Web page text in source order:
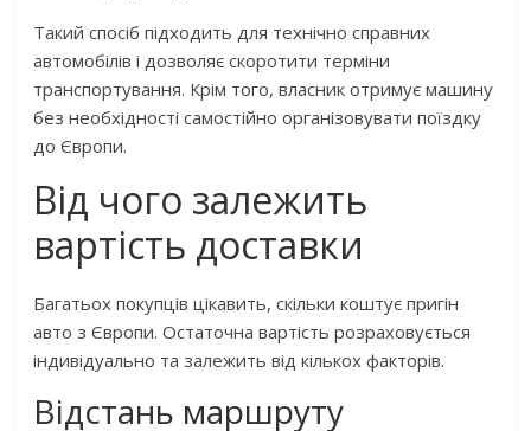
Такий спосіб підходить для технічно справних
автомобілів і дозволяє скоротити терміни
транспортування. Крім того, власник отримує машину
без необхідності самостійно організовувати поїздку
до Європи.
Від чого залежить
вартість доставки
Багатьох покупців цікавить, скільки коштує пригін
авто з Європи. Остаточна вартість розраховується
індивідуально та залежить від кількох факторів.
Відстань маршруту